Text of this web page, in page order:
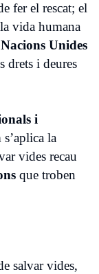
fer el rescat; el
vida humana
Unides
drets i deures
i
la
vides recau
que troben
salvar vides,